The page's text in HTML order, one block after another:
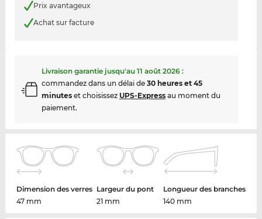
Prix avantageux
Achat sur facture
Livraison garantie jusqu'au 11 août 2026:
commandez dans un délai de 30 heures et 45
minuteset choisissez UPS-Expressau moment du
paiement.
Dimension des verres
47 mm
Largeur du pont
21 mm
Longueur des branches
140 mm